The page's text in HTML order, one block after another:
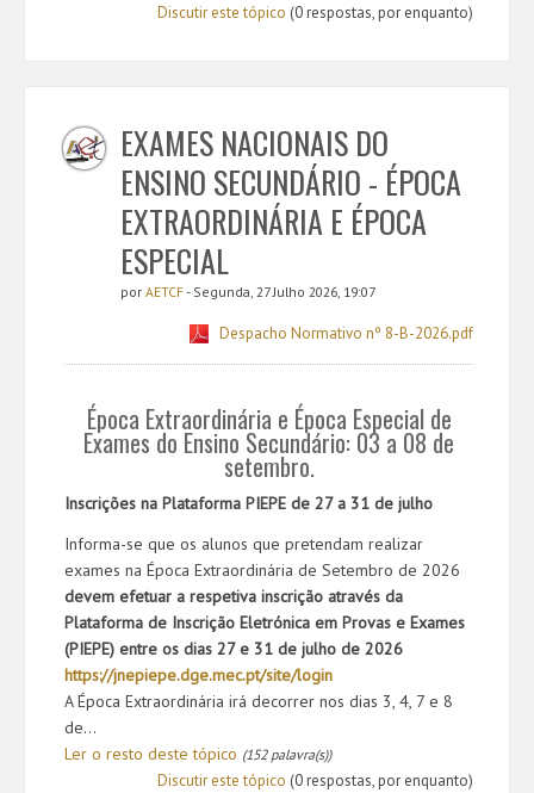
Discutir este tópico (0 respostas, por enquanto)
EXAMES NACIONAIS DO
ENSINO SECUNDÁRIO - ÉPOCA
EXTRAORDINÁRIA E ÉPOCA
ESPECIAL
por AETCF- Segunda, 27 Julho 2026, 19:07
Despacho Normativo nº 8-B-2026.pdf
Época Extraordinária e Época Especial de
Exames do Ensino Secundário: 03 a 08 de
setembro.
Inscrições na Plataforma PIEPE de 27 a 31 de julho
Informa-se que os alunos que pretendam realizar
exames na Época Extraordinária de Setembro de 2026
devem efetuar a respetiva inscrição através da
Plataforma de Inscrição Eletrónica em Provas e Exames
(PIEPE) entre os dias 27 e 31 de julho de 2026
https://jnepiepe.dge.mec.pt/site/login
A Época Extraordinária irá decorrer nos dias 3, 4, 7 e 8
de...
Ler o resto deste tópico (152 palavra(s))
Discutir este tópico (0 respostas, por enquanto)